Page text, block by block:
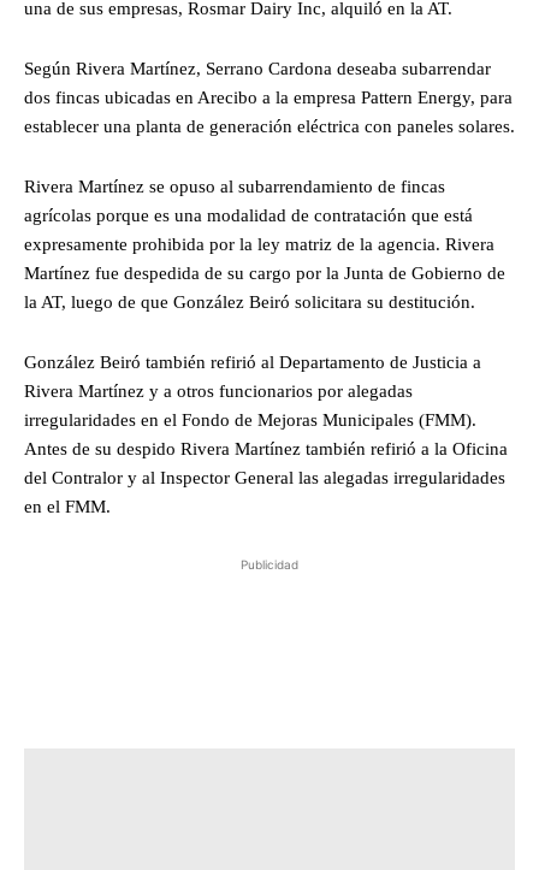
una de sus empresas, Rosmar Dairy Inc, alquiló en la AT.
Según Rivera Martínez, Serrano Cardona deseaba subarrendar
dos fincas ubicadas en Arecibo a la empresa Pattern Energy, para
establecer una planta de generación eléctrica con paneles solares.
Rivera Martínez se opuso al subarrendamiento de fincas
agrícolas porque es una modalidad de contratación que está
expresamente prohibida por la ley matriz de la agencia. Rivera
Martínez fue despedida de su cargo por la Junta de Gobierno de
la AT, luego de que González Beiró solicitara su destitución.
González Beiró también refirió al Departamento de Justicia a
Rivera Martínez y a otros funcionarios por alegadas
irregularidades en el Fondo de Mejoras Municipales (FMM).
Antes de su despido Rivera Martínez también refirió a la Oficina
del Contralor y al Inspector General las alegadas irregularidades
en el FMM.
Publicidad